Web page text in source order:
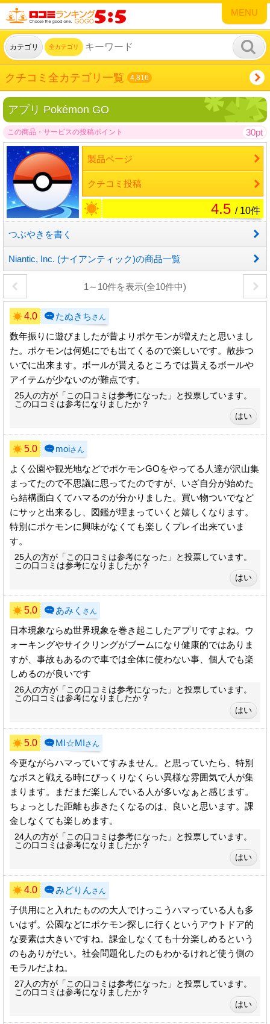
MENU
カテゴリ 全カテゴリ
クチコミ全カテゴリ一覧 4,816
アプリ Pokémon GO
この商品・サービスの投稿ポイント 30pt
製品ページ
クチコミ投稿
4.5 / 10件
つぶやきを書く
Niantic, Inc. (ナイアンティック)の商品一覧
1～10件を表示(全10件中)
4.0 たぬきち さん
数年振りに遊びましたが昔よりポケモンが増えたと思いまし
た。ポケモンは何処にでも出てくるので楽しいです。散歩つ
いでに出来ます。ボールが貰えるところでは貰えるボールや
アイテムが少ないのが難点です。
25人の方が「この口コミは参考になった」と投票しています。
この口コミは参考になりましたか？
5.0 moiさん
よく公園や観光地などでポケモンGOをやってる人達が沢山集
まってたので不思議に思ってたのですが、いざ自分が始めた
ら結構面白くてハマるのが分かりました。買い物ついでなど
にサッと出来るし、図鑑が埋まっていくと嬉しくなります。
特別にポケモンに興味がなくても楽しくプレイ出来ていま
す。
25人の方が「この口コミは参考になった」と投票しています。
この口コミは参考になりましたか？
5.0 あみく さん
日本現象ならぬ世界現象を巻き起こしたアプリですよね。ウ
ォーキングやサイクリングがブームになり健康的ではありま
すが、事故もあるので車では全体に使わない事、個人でも楽
しめるのが良いです
26人の方が「この口コミは参考になった」と投票しています。
この口コミは参考になりましたか？
5.0 MI☆MIさん
今更ながらハマっていてすみません。と思っていたら、特別
なボスと戦える時にびっくりなくらい異様な雰囲気で人が集
まります。まだまだ楽しんでいる人が多いなぁと感じます。
ちょっとした距離も歩きたくなるのは、良いと思います。課
金しなくても楽しめます。
24人の方が「この口コミは参考になった」と投票しています。
この口コミは参考になりましたか？
4.0 みどりんさん
子供用にと入れたものの大人でけっこうハマっている人も多
いはず。公園などにポケモン探しに行くというアウトドア的
な要素は大きいですね。課金しなくても十分楽しめるという
のもありがたい。社会問題化したのもわかるけれど使う側の
モラルだよね。
27人の方が「この口コミは参考になった」と投票しています。
この口コミは参考になりましたか？